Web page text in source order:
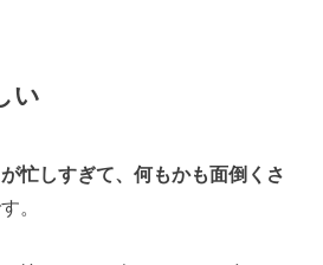
い
忙しすぎて、何もかも面倒くさ
。